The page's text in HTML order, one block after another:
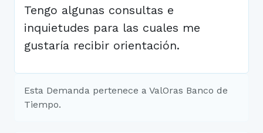
Tengo algunas consultas e
inquietudes para las cuales me
gustaría recibir orientación.
Esta Demanda pertenece a ValOras Banco de
Tiempo.